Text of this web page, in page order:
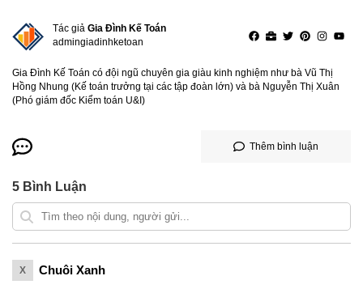
Tác giả Gia Đình Kế Toán
admingiadinhketoan
Gia Đình Kế Toán có đội ngũ chuyên gia giàu kinh nghiệm như bà Vũ Thị
Hồng Nhung (Kế toán trưởng tại các tập đoàn lớn) và bà Nguyễn Thị Xuân
(Phó giám đốc Kiểm toán U&I)
Thêm bình luận
5 Bình Luận
X Chuôi Xanh